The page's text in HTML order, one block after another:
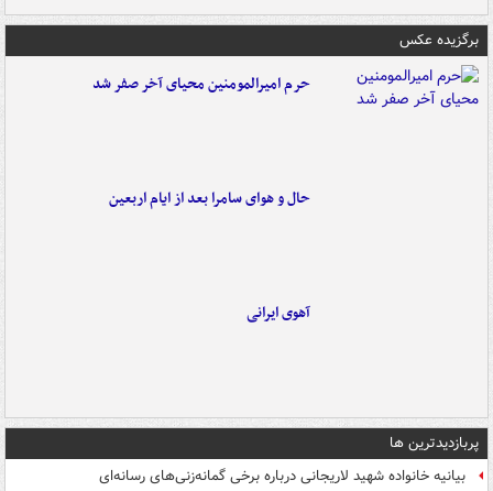
برگزیده عکس
حرم امیرالمومنین محیای آخر صفر شد
حال و هوای سامرا بعد از ایام اربعین
آهوی ایرانی
پربازدیدترین ها
بیانیه خانواده شهید لاریجانی درباره برخی گمانه‌زنی‌های رسانه‌ای